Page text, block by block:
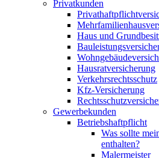
Privatkunden
Haus und
Hausratversicherung
Verkehrsrechtsschutz
Kfz-Versicherung
Gewerbekunden
Betriebshaftpflicht
Was sollte
enthalten?
Malermeister